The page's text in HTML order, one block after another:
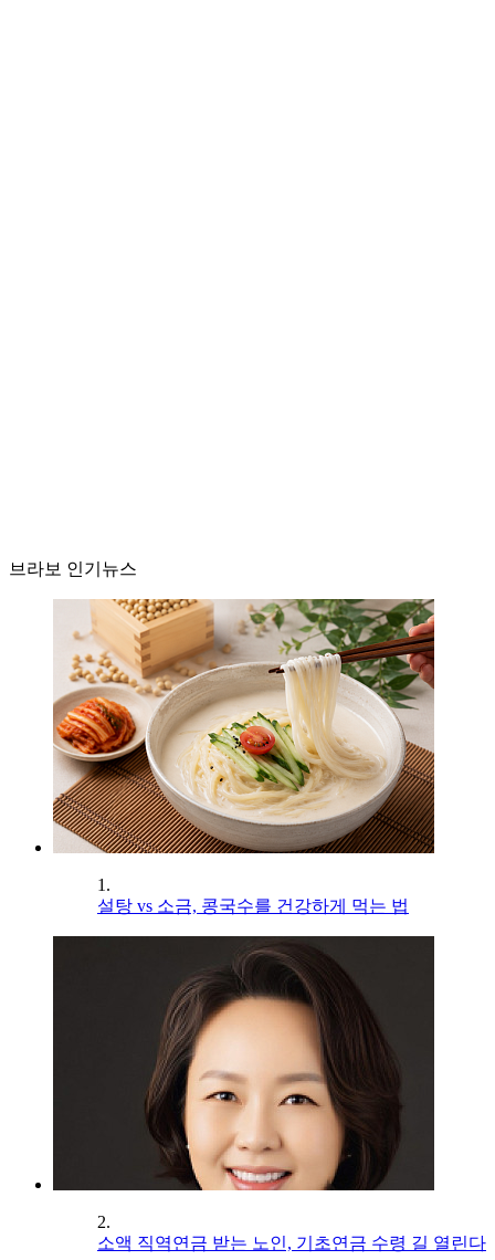
브라보 인기뉴스
1.
설탕 vs 소금, 콩국수를 건강하게 먹는 법
2.
소액 직역연금 받는 노인, 기초연금 수령 길 열린다